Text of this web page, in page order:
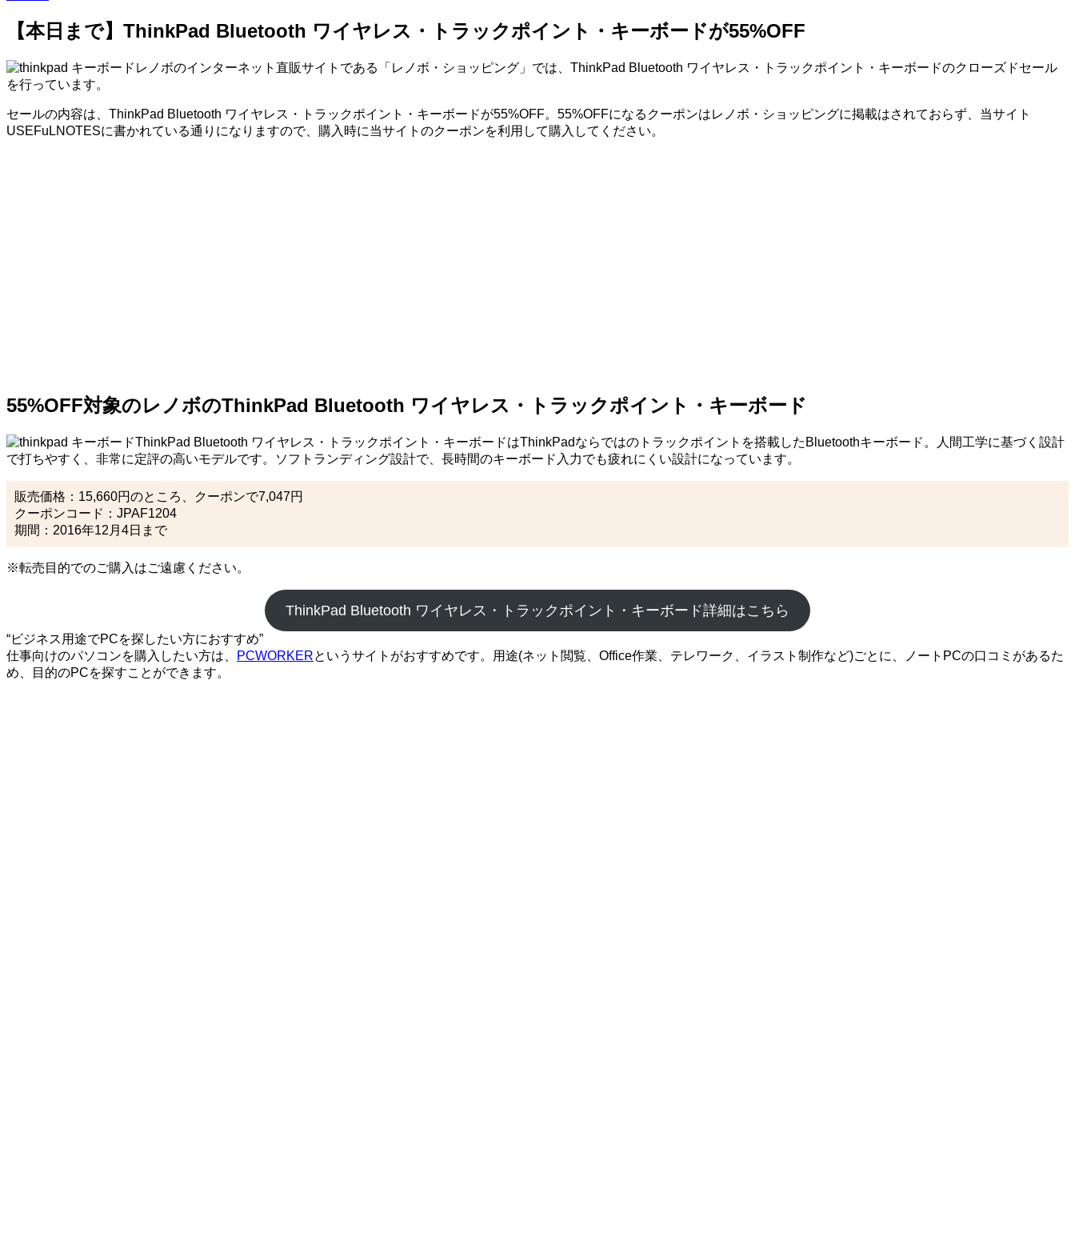
【本日まで】ThinkPad Bluetooth ワイヤレス・トラックポイント・キーボードが55%OFF
レノボのインターネット直販サイトである「レノボ・ショッピング」では、ThinkPad Bluetooth ワイヤレス・トラックポイント・キーボードのクローズドセール
を行っています。
セールの内容は、ThinkPad Bluetooth ワイヤレス・トラックポイント・キーボードが55%OFF。55%OFFになるクーポンはレノボ・ショッピングに掲載はされておらず、当サイト
USEFuLNOTESに書かれている通りになりますので、購入時に当サイトのクーポンを利用して購入してください。
55%OFF対象のレノボのThinkPad Bluetooth ワイヤレス・トラックポイント・キーボード
ThinkPad Bluetooth ワイヤレス・トラックポイント・キーボードはThinkPadならではのトラックポイントを搭載したBluetoothキーボード。人間工学に基づく設計
で打ちやすく、非常に定評の高いモデルです。ソフトランディング設計で、長時間のキーボード入力でも疲れにくい設計になっています。
販売価格：15,660円のところ、クーポンで7,047円
クーポンコード：JPAF1204
期間：2016年12月4日まで
※転売目的でのご購入はご遠慮ください。
ThinkPad Bluetooth ワイヤレス・トラックポイント・キーボード詳細はこちら
“ビジネス用途でPCを探したい方におすすめ”
仕事向けのパソコンを購入したい方は、
PCWORKERというサイトがおすすめです。用途(ネット閲覧、Office作業、テレワーク、イラスト制作など)ごとに、ノートPCの口コミがあるた
め、目的のPCを探すことができます。